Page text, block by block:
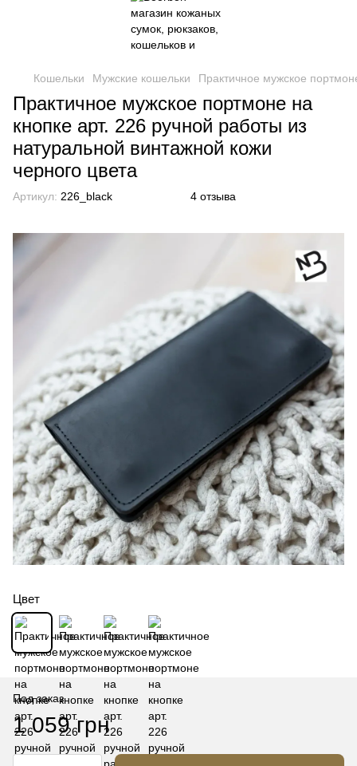
Кошельки Мужские кошельки Практичное мужское
Практичное мужское портмоне на
кнопке арт. 226 ручной работы из
натуральной винтажной кожи
черного цвета
Артикул: 226_black 4 отзыва
Цвет
Под заказ
1 059 грн